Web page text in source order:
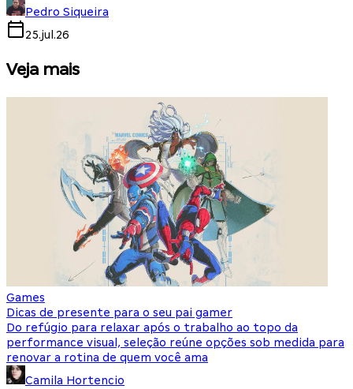
Pedro Siqueira
25.jul.26
Veja mais
Games
Dicas de presente para o seu pai gamer
Do refúgio para relaxar após o trabalho ao topo da
performance visual, seleção reúne opções sob medida para
renovar a rotina de quem você ama
Camila Hortencio